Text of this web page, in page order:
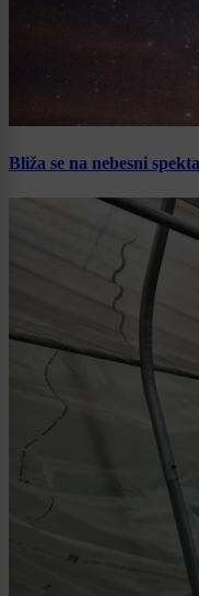
Bliža se na nebesni